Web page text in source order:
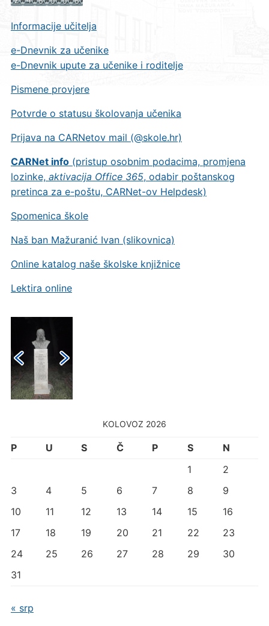
Informacije učitelja
e-Dnevnik za učenike
e-Dnevnik upute za učenike i roditelje
Pismene provjere
Potvrde o statusu školovanja učenika
Prijava na CARNetov mail (@skole.hr)
CARNet info(pristup osobnim podacima, promjena
lozinke, aktivacija Office 365, odabir poštanskog
pretinca za e-poštu, CARNet-ov Helpdesk)
Spomenica škole
Naš ban Mažuranić Ivan (slikovnica)
Online katalog naše školske knjižnice
Lektira online
KOLOVOZ 2026
P U S Č P S
N
1
2
3
4 5 6 7 8
9
10
11 12 13 14 15
16
17
18 19 20 21 22
23
24
25 26 27 28 29
30
31
« srp